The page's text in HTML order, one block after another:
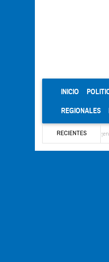
INICIO
REGIONALES
RECIENTES
por María Eugenia Febres